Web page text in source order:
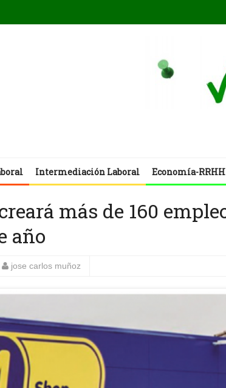
Intermediación Laboral Economía-RRHH
más de 160
año
jose carlos muñoz